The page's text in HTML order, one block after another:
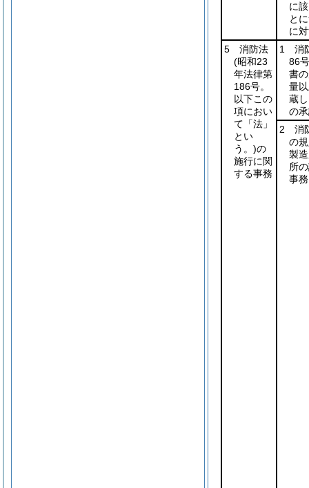
に
と
に
5 消防法
(昭和23
年法律第
186号。
以下この
項におい
て「法」
とい
う。)の
施行に関
する事務
1 消
86
書
量
蔵
の
2 消
の
製
所
事務